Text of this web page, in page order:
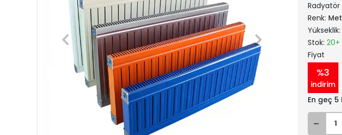
Radyatör
Renk:
Yükseklik:
Stok: 20+
Fiyat
%3
indirim
En geç